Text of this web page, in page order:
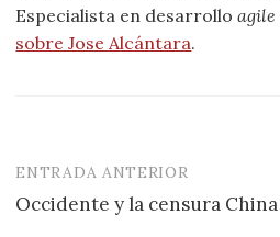
Especialista en desarrolloagile
sobre Jose Alcántara.
Navegación
de
ENTRADA ANTERIOR
Occidente y la censura China